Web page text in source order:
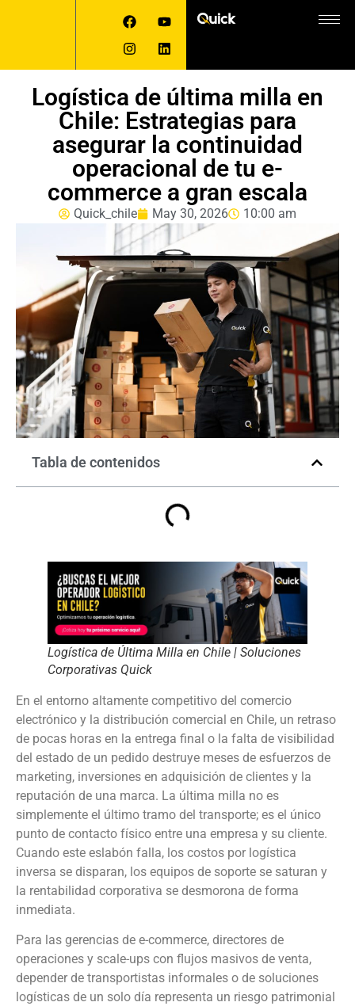
Logística de última milla en
Chile: Estrategias para
asegurar la continuidad
operacional de tu e-
commerce a gran escala
Quick_chile May 30, 2026 10:00 am
Tabla de contenidos
Logística de Última Milla en Chile | Soluciones
Corporativas Quick
En el entorno altamente competitivo del comercio
electrónico y la distribución comercial en Chile, un retraso
de pocas horas en la entrega final o la falta de visibilidad
del estado de un pedido destruye meses de esfuerzos de
marketing, inversiones en adquisición de clientes y la
reputación de una marca. La última milla no es
simplemente el último tramo del transporte; es el único
punto de contacto físico entre una empresa y su cliente.
Cuando este eslabón falla, los costos por logística
inversa se disparan, los equipos de soporte se saturan y
la rentabilidad corporativa se desmorona de forma
inmediata.
Para las gerencias de e-commerce, directores de
operaciones y scale-ups con flujos masivos de venta,
depender de transportistas informales o de soluciones
logísticas de un solo día representa un riesgo patrimonial